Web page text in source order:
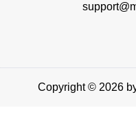
Copyright © 2026